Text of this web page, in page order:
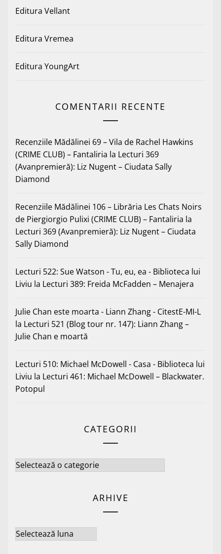
Editura Vellant
Editura Vremea
Editura YoungArt
COMENTARII RECENTE
Recenziile Mădălinei 69 – Vila de Rachel Hawkins
(CRIME CLUB) – Fantaliria la Lecturi 369
(Avanpremieră): Liz Nugent – Ciudata Sally
Diamond
Recenziile Mădălinei 106 – Librăria Les Chats Noirs
de Piergiorgio Pulixi (CRIME CLUB) – Fantaliria la
Lecturi 369 (Avanpremieră): Liz Nugent – Ciudata
Sally Diamond
Lecturi 522: Sue Watson - Tu, eu, ea - Biblioteca lui
Liviu la Lecturi 389: Freida McFadden – Menajera
Julie Chan este moarta - Liann Zhang - CitestE-MI-L
la Lecturi 521 (Blog tour nr. 147): Liann Zhang –
Julie Chan e moartă
Lecturi 510: Michael McDowell - Casa - Biblioteca lui
Liviu la Lecturi 461: Michael McDowell – Blackwater.
Potopul
CATEGORII
Categorii
ARHIVE
Arhive